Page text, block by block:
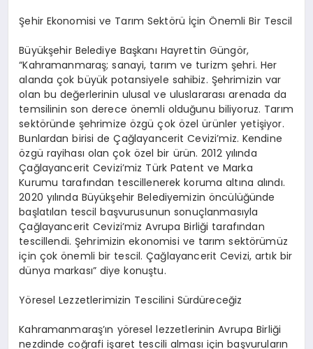
Şehir Ekonomisi ve Tarım Sektörü İçin Önemli Bir Tescil
Büyükşehir Belediye Başkanı Hayrettin Güngör,
“Kahramanmaraş; sanayi, tarım ve turizm şehri. Her
alanda çok büyük potansiyele sahibiz. Şehrimizin var
olan bu değerlerinin ulusal ve uluslararası arenada da
temsilinin son derece önemli olduğunu biliyoruz. Tarım
sektöründe şehrimize özgü çok özel ürünler yetişiyor.
Bunlardan birisi de Çağlayancerit Cevizi’miz. Kendine
özgü rayihası olan çok özel bir ürün. 2012 yılında
Çağlayancerit Cevizi’miz Türk Patent ve Marka
Kurumu tarafından tescillenerek koruma altına alındı.
2020 yılında Büyükşehir Belediyemizin öncülüğünde
başlatılan tescil başvurusunun sonuçlanmasıyla
Çağlayancerit Cevizi’miz Avrupa Birliği tarafından
tescillendi. Şehrimizin ekonomisi ve tarım sektörümüz
için çok önemli bir tescil. Çağlayancerit Cevizi, artık bir
dünya markası” diye konuştu.
Yöresel Lezzetlerimizin Tescilini Sürdüreceğiz
Kahramanmaraş’ın yöresel lezzetlerinin Avrupa Birliği
nezdinde coğrafi işaret tescili alması için başvuruların